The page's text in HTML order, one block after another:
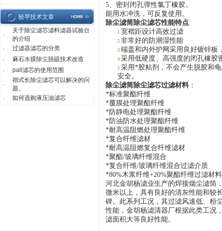
较早技术文章
·
关于除尘滤芯滤料滤器试验台
的介绍
·
过滤器滤芯的分类
·
麻石水膜除尘脱硫技术改造
·
pall滤芯的使用范围
·
褶式长除尘滤芯可以解决的问
题。
·
如何选购液压油滤芯
5、密封闭孔弹性氯丁橡胶。
能用水冲洗，可反复使用。
除尘滤筒除尘滤芯性能特点:
1 宽褶距设计高效过滤
2 非常好的防潮湿性能
3 端盖和内外护网采用良好镀锌板
4 采用低硬度、高强度的闭孔橡胶
5 采用*胶粘剂，不会产生脱胶和
安全。
除尘滤筒除尘滤芯过滤材料 ：
*标准聚酯纤维
*覆膜处理聚酯纤维
*防静电处理聚酯纤维
*防油防水处理聚酯纤维
*耐高温 阻燃处理聚酯纤维
*复合纤维滤材
*耐高温 阻燃复合纤维滤材
*聚酯/玻璃纤维混合
*复合纤维/玻璃纤维混合过滤介质
*80%木浆纤维+20%聚酯纤维过滤材料
河北金胡杨滤业生产的焊接烟尘滤筒
微米以上，具有良好的清灰性能和较
碑。此系列工况，其过滤风速低、粉
性能， 金胡杨滤清器厂根据此类工况
滤面积大等良好性能。